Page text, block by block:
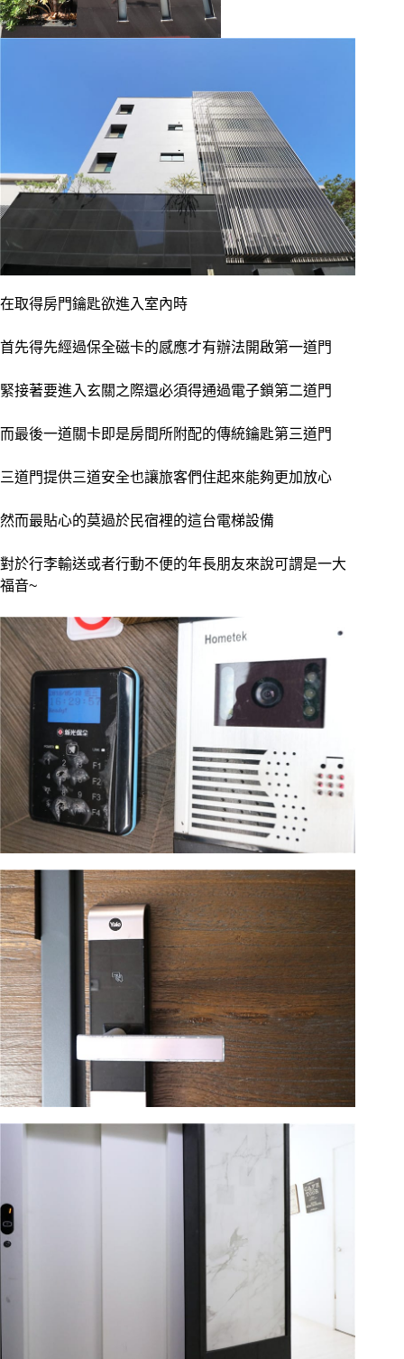
在取得房門鑰匙欲進入室內時
首先得先經過保全磁卡的感應才有辦法開啟第一道門
緊接著要進入玄關之際還必須得通過電子鎖第二道門
而最後一道關卡即是房間所附配的傳統鑰匙第三道門
三道門提供三道安全也讓旅客們住起來能夠更加放心
然而最貼心的莫過於民宿裡的這台電梯設備
對於行李輸送或者行動不便的年長朋友來說可謂是一大
福音~